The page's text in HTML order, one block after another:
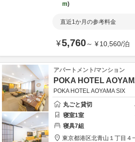
m
直近1か月の参考料金
¥5,760～ ¥10,560/泊
アパートメント/マンション
POKA HOTEL
POKA HOTEL AOYAMA SIX
丸ごと貸切
寝室1室
寝具7組
東京都港区北青山１丁目４